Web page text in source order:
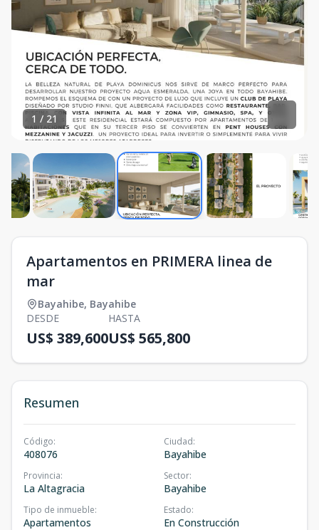
1 / 21
Apartamentos en PRIMERA linea de
mar
Bayahibe, Bayahibe
DESDE
US$ 389,600
HASTA
US$ 565,800
Resumen
Código:
408076
Ciudad:
Bayahibe
Provincia:
La Altagracia
Sector:
Bayahibe
Tipo de inmueble:
Apartamentos
Estado:
En Construcción